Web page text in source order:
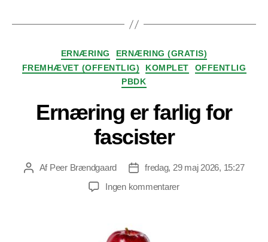
Kategorier
ERNÆRING
ERNÆRING (GRATIS)
FREMHÆVET (OFFENTLIG)
KOMPLET
OFFENTLIG
PBDK
Ernæring er farlig for
fascister
Indlægsforfatter
Af Peer Brændgaard Indlægsdato
fredag, 29 maj 2026, 15:27
Ingen kommentarertil